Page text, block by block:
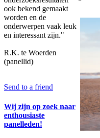
ook bekend gemaakt
worden en de
onderwerpen vaak leuk
en interessant zijn."
R.K. te Woerden
(panellid)
Send to a friend
Wij zijn op zoek naar
enthousiaste
panelleden!